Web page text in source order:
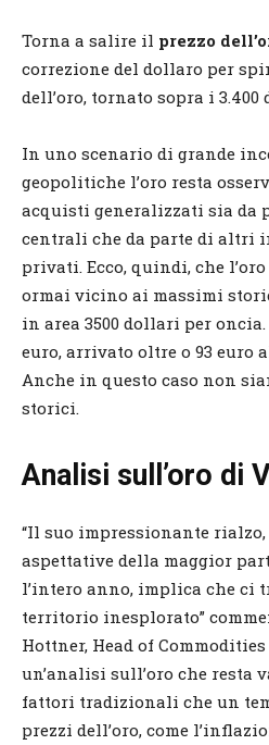
Torna a salire il prezzo
correzione del dollaro per
dell’oro, tornato sopra i
In uno scenario di grande
geopolitiche l’oro resta
acquisti generalizzati sia da
centrali che da parte di
privati. Ecco, quindi, che
ormai vicino ai massimi
in area 3500 dollari per
euro, arrivato oltre o 93 euro
Anche in questo caso non
storici.
Analisi sull’oro di
“Il suo impressionante
aspettative della maggior
l’intero anno, implica che ci
territorio inesplorato”
Hottner, Head of
un’analisi sull’oro che resta
fattori tradizionali che un
prezzi dell’oro, come